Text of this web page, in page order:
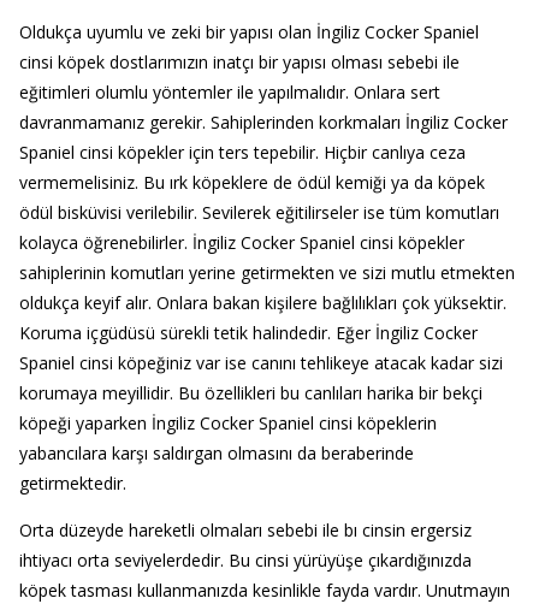
Oldukça uyumlu ve zeki bir yapısı olan İngiliz Cocker Spaniel
cinsi köpek dostlarımızın inatçı bir yapısı olması sebebi ile
eğitimleri olumlu yöntemler ile yapılmalıdır. Onlara sert
davranmamanız gerekir. Sahiplerinden korkmaları İngiliz Cocker
Spaniel cinsi köpekler için ters tepebilir. Hiçbir canlıya ceza
vermemelisiniz. Bu ırk köpeklere de ödül kemiği ya da köpek
ödül bisküvisi verilebilir. Sevilerek eğitilirseler ise tüm komutları
kolayca öğrenebilirler. İngiliz Cocker Spaniel cinsi köpekler
sahiplerinin komutları yerine getirmekten ve sizi mutlu etmekten
oldukça keyif alır. Onlara bakan kişilere bağlılıkları çok yüksektir.
Koruma içgüdüsü sürekli tetik halindedir. Eğer İngiliz Cocker
Spaniel cinsi köpeğiniz var ise canını tehlikeye atacak kadar sizi
korumaya meyillidir. Bu özellikleri bu canlıları harika bir bekçi
köpeği yaparken İngiliz Cocker Spaniel cinsi köpeklerin
yabancılara karşı saldırgan olmasını da beraberinde
getirmektedir.
Orta düzeyde hareketli olmaları sebebi ile bı cinsin ergersiz
ihtiyacı orta seviyelerdedir. Bu cinsi yürüyüşe çıkardığınızda
köpek tasması kullanmanızda kesinlikle fayda vardır. Unutmayın